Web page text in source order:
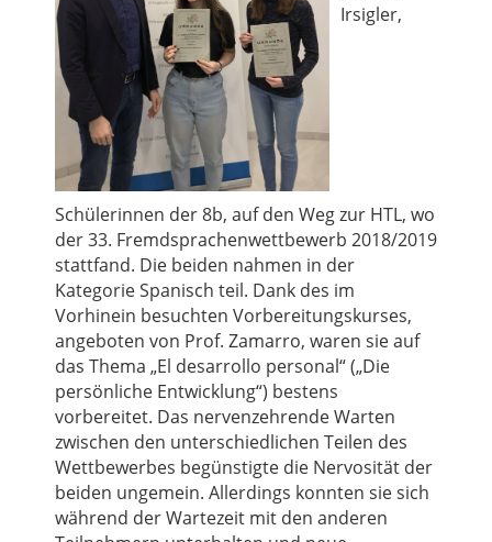
Irsigler,
Schülerinnen der 8b, auf den Weg zur HTL, wo
der 33. Fremdsprachenwettbewerb 2018/2019
stattfand. Die beiden nahmen in der
Kategorie Spanisch teil. Dank des im
Vorhinein besuchten Vorbereitungskurses,
angeboten von Prof. Zamarro, waren sie auf
das Thema „El desarrollo personal“ („Die
persönliche Entwicklung“) bestens
vorbereitet. Das nervenzehrende Warten
zwischen den unterschiedlichen Teilen des
Wettbewerbes begünstigte die Nervosität der
beiden ungemein. Allerdings konnten sie sich
während der Wartezeit mit den anderen